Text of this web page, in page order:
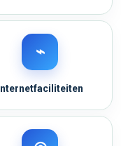
⌁
Internetfaciliteiten